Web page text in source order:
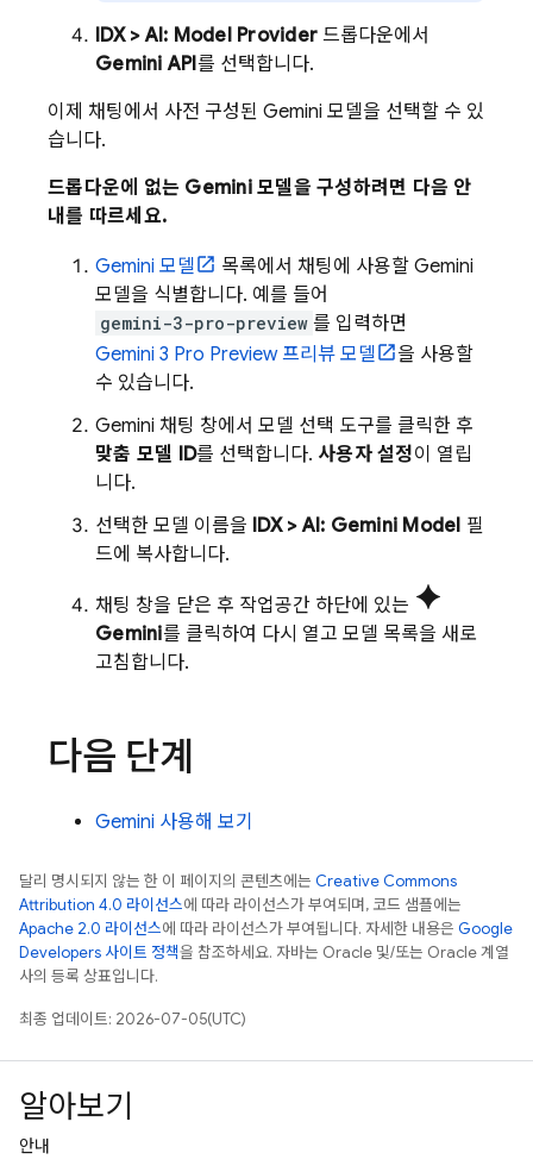
IDX > AI: Model Provider 드롭다운에서
Gemini API를 선택합니다.
이제 채팅에서 사전 구성된 Gemini 모델을 선택할 수 있
습니다.
드롭다운에 없는 Gemini모델을 구성하려면 다음 안
내를 따르세요.
Gemini 모델 목록에서 채팅에 사용할 Gemini
모델을 식별합니다. 예를 들어
gemini-3-pro-preview 를 입력하면
Gemini 3 Pro Preview프리뷰 모델
을 사용할
수 있습니다.
Gemini 채팅 창에서 모델 선택 도구를 클릭한 후
맞춤 모델 ID를 선택합니다. 사용자 설정이 열립
니다.
선택한 모델 이름을 IDX > AI: Gemini Model 필
드에 복사합니다.
채팅 창을 닫은 후 작업공간 하단에 있는 spark
Gemini를 클릭하여 다시 열고 모델 목록을 새로
고침합니다.
다음 단계
Gemini 사용해 보기
달리 명시되지 않는 한 이 페이지의 콘텐츠에는 Creative Commons
Attribution 4.0 라이선스에 따라 라이선스가 부여되며, 코드 샘플에는
Apache 2.0 라이선스에 따라 라이선스가 부여됩니다. 자세한 내용은 Google
Developers 사이트 정책을 참조하세요. 자바는 Oracle 및/또는 Oracle 계열
사의 등록 상표입니다.
최종 업데이트: 2026-07-05(UTC)
알아보기
안내